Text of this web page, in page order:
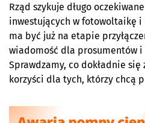
Rząd szykuje długo
inwestujących w fotowoltaikę i
ma być już na etapie
wiadomość dla prosumentów i
Sprawdzamy, co dokładnie
korzyści dla tych, którzy chcą